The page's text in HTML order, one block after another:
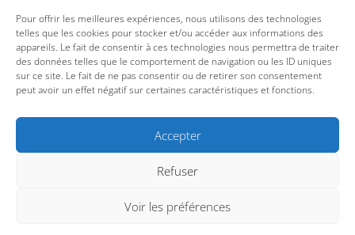
Pour offrir les meilleures expériences, nous utilisons des technologies
telles que les cookies pour stocker et/ou accéder aux informations des
appareils. Le fait de consentir à ces technologies nous permettra de traiter
des données telles que le comportement de navigation ou les ID uniques
sur ce site. Le fait de ne pas consentir ou de retirer son consentement
peut avoir un effet négatif sur certaines caractéristiques et fonctions.
Accepter
Refuser
Voir les préférences
Cette tendre naïveté réapparaît dans le doux
balancement duRegard de la Viergede Messiaen,
contrastant avec la danse véhémente duRegard de
l’Esprit de joie.
TARIF UNIQUE : 5€
(*) Sur présentation d'un justificatif.